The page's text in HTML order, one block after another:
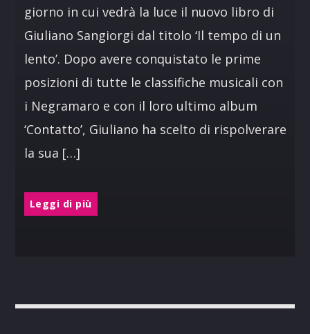
giorno in cui vedrà la luce il nuovo libro di
Giuliano Sangiorgi dal titolo ‘Il tempo di un
lento’. Dopo avere conquistato le prime
posizioni di tutte le classifiche musicali con
i Negramaro e con il loro ultimo album
‘Contatto’, Giuliano ha scelto di rispolverare
la sua […]
Leggi di più